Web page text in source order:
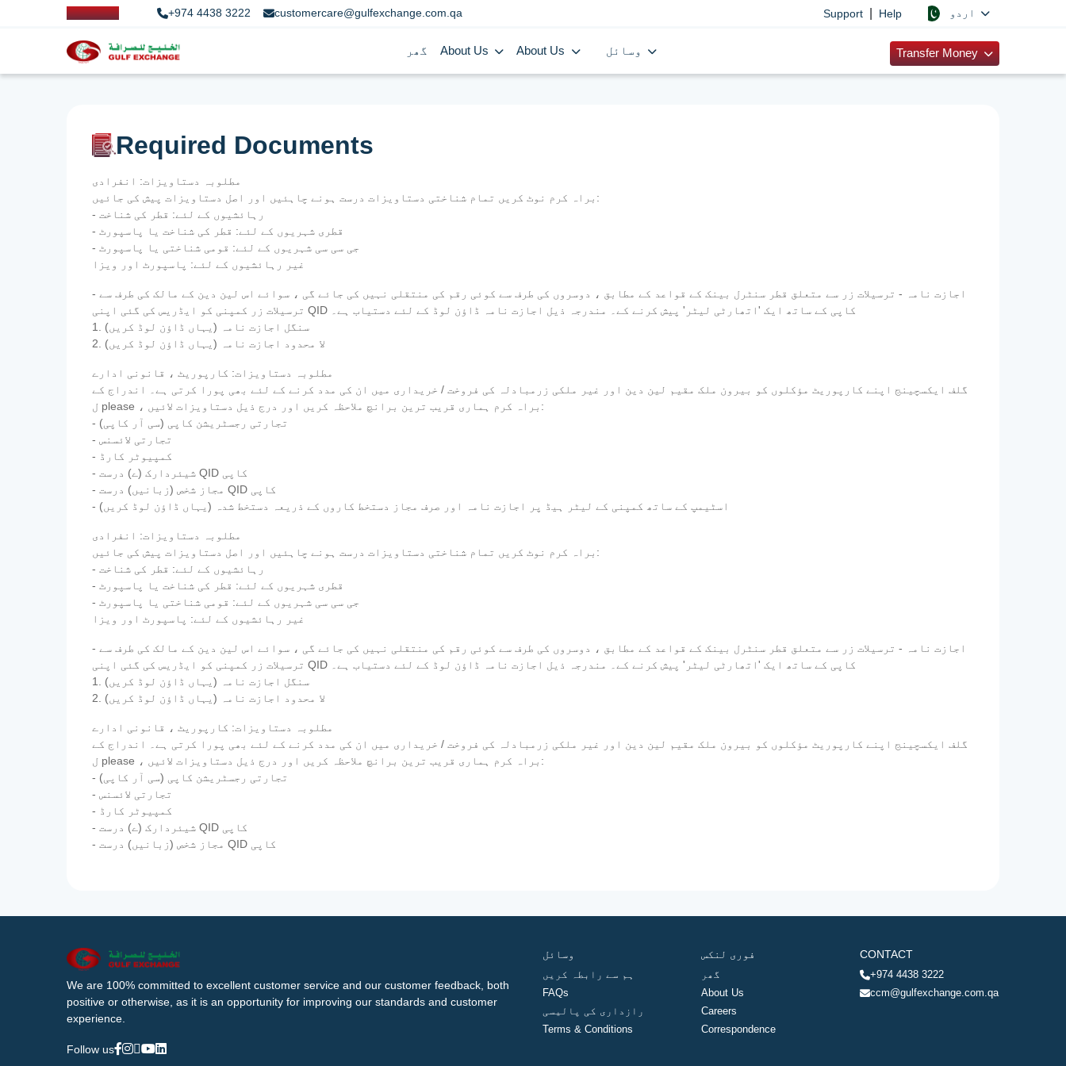
+974 4438 3222 customercare@gulfexchange.com.qa Support Help
گھر About Us About Us Transfer Money
Required Documents
مطلوبہ دستاویزات: انفرادی
براہ کرم نوٹ کریں تمام شناختی دستاویزات درست ہونے چاہئیں اور اصل دستاویزات پیش کی جائیں:
- رہائشیوں کے لئے: قطر کی شناخت
- قطری شہریوں کے لئے: قطر کی شناخت یا پاسپورٹ
- جی سی سی شہریوں کے لئے: قومی شناختی یا پاسپورٹ
غیر رہائشیوں کے لئے: پاسپورٹ اور ویزا
- اجازت نامہ - ترسیلات زر سے متعلق قطر سنٹرل بینک کے قواعد کے مطابق ، دوسروں کی طرف سے کوئی رقم کی منتقلی نہیں کی جائے گی ، سوائے اس لین دین کے مالک کی طرف سے
ترسیلات زر کمپنی کو ایڈریس کی گئی اپنی QID کاپی کے ساتھ ایک 'اتھارٹی لیٹر' پیش کرنے کے۔ مندرجہ ذیل اجازت نامہ ڈاؤن لوڈ کے لئے دستیاب ہے۔
1. سنگل اجازت نامہ (یہاں ڈاؤن لوڈ کریں)
2. لا محدود اجازت نامہ (یہاں ڈاؤن لوڈ کریں)
مطلوبہ دستاویزات: کارپوریٹ ، قانونی ادارے
گلف ایکسچینج اپنے کارپوریٹ مؤکلوں کو بیرون ملک مقیم لین دین اور غیر ملکی زرمبادلہ کی فروخت / خریداری میں ان کی مدد کرنے کے لئے بھی پورا کرتی ہے۔ اندراج کے
ل please ، براہ کرم ہماری قریب ترین برانچ ملاحظہ کریں اور درج ذیل دستاویزات لائیں:
- تجارتی رجسٹریشن کاپی (سی آر کاپی)
- تجارتی لائسنس
- کمپیوٹر کارڈ
- شیئردارک (ے) درست QID کاپی
- مجاز شخص (زبانیں) درست QID کاپی
- اسٹیمپ کے ساتھ کمپنی کے لیٹر ہیڈ پر اجازت نامہ اور صرف مجاز دستخط کاروں کے ذریعہ دستخط شدہ (یہاں ڈاؤن لوڈ کریں)
مطلوبہ دستاویزات: انفرادی
براہ کرم نوٹ کریں تمام شناختی دستاویزات درست ہونے چاہئیں اور اصل دستاویزات پیش کی جائیں:
- رہائشیوں کے لئے: قطر کی شناخت
- قطری شہریوں کے لئے: قطر کی شناخت یا پاسپورٹ
- جی سی سی شہریوں کے لئے: قومی شناختی یا پاسپورٹ
غیر رہائشیوں کے لئے: پاسپورٹ اور ویزا
- اجازت نامہ - ترسیلات زر سے متعلق قطر سنٹرل بینک کے قواعد کے مطابق ، دوسروں کی طرف سے کوئی رقم کی منتقلی نہیں کی جائے گی ، سوائے اس لین دین کے مالک کی طرف سے
ترسیلات زر کمپنی کو ایڈریس کی گئی اپنی QID کاپی کے ساتھ ایک 'اتھارٹی لیٹر' پیش کرنے کے۔ مندرجہ ذیل اجازت نامہ ڈاؤن لوڈ کے لئے دستیاب ہے۔
1. سنگل اجازت نامہ (یہاں ڈاؤن لوڈ کریں)
2. لا محدود اجازت نامہ (یہاں ڈاؤن لوڈ کریں)
مطلوبہ دستاویزات: کارپوریٹ ، قانونی ادارے
گلف ایکسچینج اپنے کارپوریٹ مؤکلوں کو بیرون ملک مقیم لین دین اور غیر ملکی زرمبادلہ کی فروخت / خریداری میں ان کی مدد کرنے کے لئے بھی پورا کرتی ہے۔ اندراج کے
ل please ، براہ کرم ہماری قریب ترین برانچ ملاحظہ کریں اور درج ذیل دستاویزات لائیں:
- تجارتی رجسٹریشن کاپی (سی آر کاپی)
- تجارتی لائسنس
- کمپیوٹر کارڈ
- شیئردارک (ے) درست QID کاپی
- مجاز شخص (زبانیں) درست QID کاپی
We are 100% committed to excellent customer service and our customer feedback, both
positive or otherwise, as it is an opportunity for improving our standards and customer
experience.
Follow us
وسائل
ہم سے رابطہ کریں
FAQs
رازداری کی پالیسی
Terms & Conditions
فوری لنکس
گھر
About Us
Careers
Correspondence
CONTACT
+974 4438 3222
ccm@gulfexchange.com.qa